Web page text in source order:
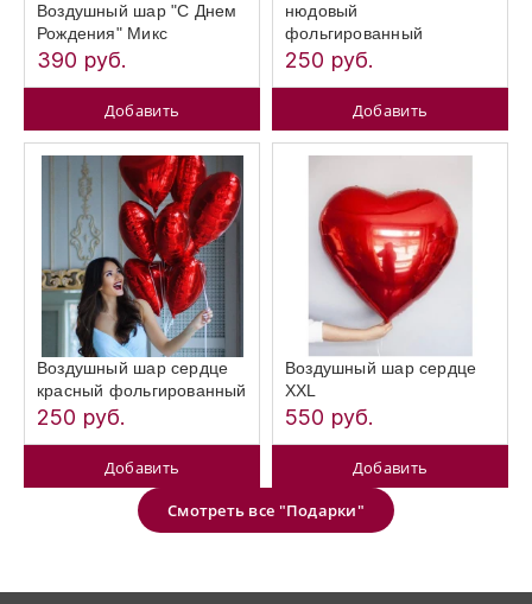
Воздушный шар "С Днем
Рождения" Микс
390 руб.
Добавить
нюдовый
фольгированный
250 руб.
Добавить
Воздушный шар сердце
красный фольгированный
250 руб.
Добавить
Воздушный шар сердце
XXL
550 руб.
Добавить
Смотреть все "Подарки"